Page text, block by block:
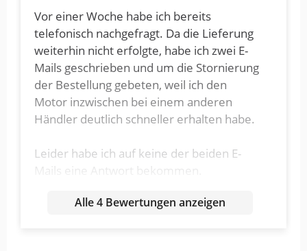
Vor einer Woche habe ich bereits
telefonisch nachgefragt. Da die Lieferung
weiterhin nicht erfolgte, habe ich zwei E-
Mails geschrieben und um die Stornierung
der Bestellung gebeten, weil ich den
Motor inzwischen bei einem anderen
Händler deutlich schneller erhalten habe.
Leider habe ich auf keine der beiden E-
Mails eine Antwort bekommen.
Heute habe ich erneut angerufen. Mir
Alle 4 Bewertungen anzeigen